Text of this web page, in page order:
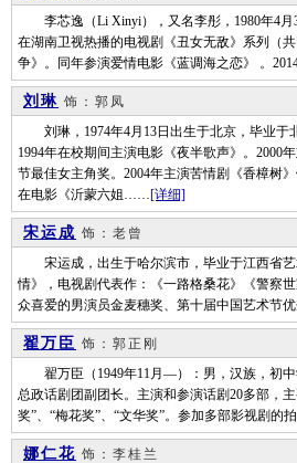
李芯逸（Li Xinyi），又名李彤，1980年4月
在湖南卫视热播的电视剧《丑女无敌》系列（
争》。同年参演爱情电影《蓝调海之恋》 。
刘琳 饰：郭凤
刘琳，1974年4月13日出生于北京，毕业于
1994年在校期间主演电影《夜半歌声》。2000
节最佳女主角奖。2004年主演苦情剧《香樟树
在电影《沂蒙六姐……[详细]
宋运成 饰：老曾
宋运成，出生于哈尔滨市，毕业于江西省艺
情》，电视剧代表作：《一路格桑花》《警察
众喜爱的男演员金麦穗奖、第十届中国艺术节
翟万臣 饰：郭正刚
翟万臣（1949年11月—）：男，汉族，初中
总政话剧团副团长。主演和参演话剧20多部，
奖”、“梅花奖”、“文华奖”。参加多部影视剧
娜仁花 饰：李桂兰